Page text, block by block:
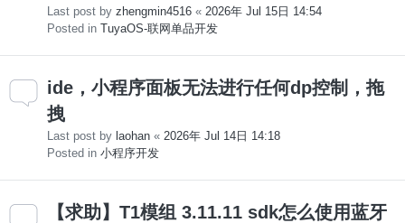
Last post by zhengmin4516 « 2026年 Jul 15日 14:54
Posted in TuyaOS-联网单品开发
ide，小程序面板无法进行任何dp控制，拖
拽
Last post by laohan « 2026年 Jul 14日 14:18
Posted in 小程序开发
【求助】T1模组 3.11.11 sdk怎么使用蓝牙